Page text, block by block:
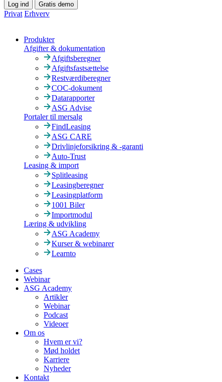
Log ind Gratis demo
Privat Erhverv
Produkter
Afgifter & dokumentation
Afgiftsberegner
Afgiftsfastsættelse
Restværdiberegner
COC-dokument
Datarapporter
ASG Advise
Portaler til mersalg
FindLeasing
ASG CARE
Drivlinjeforsikring & -garanti
Auto-Trust
Leasing & import
Splitleasing
Leasingberegner
Leasingplatform
1001 Biler
Importmodul
Læring & udvikling
ASG Academy
Kurser & webinarer
Learnto
Cases
Webinar
ASG Academy
Artikler
Webinar
Podcast
Videoer
Om os
Hvem er vi?
Mød holdet
Karriere
Nyheder
Kontakt